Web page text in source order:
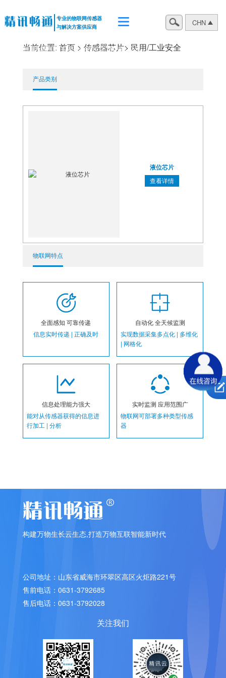
专业的物联网传感器
与解决方案供应商
CHN
利用无线网络,实现人与物“对话”,物与物“交流”
当前位置: 首页 > 传感器芯片> 民用/工业安全
产品类别
液位芯片
查看详情
物联网特点
全面感知 可靠传递
信息实时传递 | 正确及时
自动化 全天候监测
实现数据采集多点化 | 多维化
| 网格化
信息处理能力强大
能对从传感器获得的信息进
行加工 | 分析
实时监测 应用范围广
物联网可部署多种类型传感
器
构建万物生长云生态,打造万物互联智能新时代
公司地址：山东省威海市环翠区高区火炬路221号
售前电话：0631-3792685
售后电话：0631-3792028
关注我们